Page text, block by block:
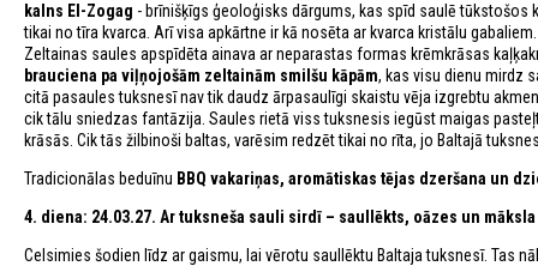
kalns El-Zogag - brīnišķīgs ģeoloģisks dārgums, kas spīd saulē tūkstošos
tikai no tīra kvarca. Arī visa apkārtne ir kā nosēta ar kvarca kristālu
Zeltainas saules apspīdēta ainava ar neparastas formas krēmkrāsas
brauciena pa viļņojošām zeltainām smilšu kāpām, kas visu dienu mirdz
citā pasaules tuksnesī nav tik daudz ārpasaulīgi skaistu vēja izgrebtu
cik tālu sniedzas fantāzija. Saules rietā viss tuksnesis iegūst maigas
krāsās. Cik tās žilbinoši baltas, varēsim redzēt tikai no rīta, jo Baltajā
Tradicionālas beduīnu BBQ vakariņas, aromātiskas tējas dzeršana un
4. diena: 24.03.27. Ar tuksneša sauli sirdī – saullēkts, oāzes un
Celsimies šodien līdz ar gaismu, lai vērotu saullēktu Baltaja tuksnesī. Tas